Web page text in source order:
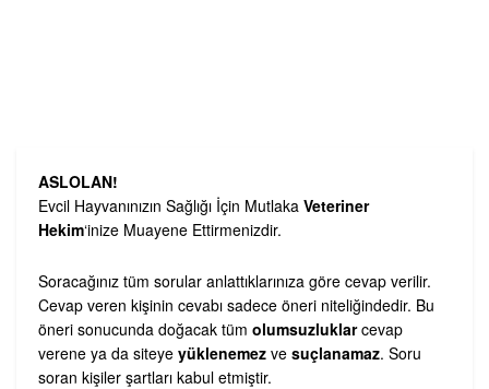
ASLOLAN!
Evcil Hayvanınızın Sağlığı İçin Mutlaka Veteriner
Hekim‘inize Muayene Ettirmenizdir.
Soracağınız tüm sorular anlattıklarınıza göre cevap verilir.
Cevap veren kişinin cevabı sadece öneri niteliğindedir. Bu
öneri sonucunda doğacak tüm olumsuzluklarcevap
verene ya da siteye yüklenemez ve suçlanamaz. Soru
soran kişiler şartları kabul etmiştir.